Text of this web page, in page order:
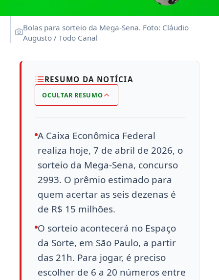
Bolas para sorteio da Mega-Sena. Foto: Cláudio
Augusto / Todo Canal
RESUMO DA NOTÍCIA
OCULTAR RESUMO
A Caixa Econômica Federal
realiza hoje, 7 de abril de 2026, o
sorteio da Mega-Sena, concurso
2993. O prêmio estimado para
quem acertar as seis dezenas é
de R$ 15 milhões.
O sorteio acontecerá no Espaço
da Sorte, em São Paulo, a partir
das 21h. Para jogar, é preciso
escolher de 6 a 20 números entre